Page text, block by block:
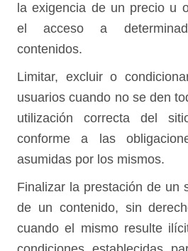
la exigencia de un precio u
el acceso a
contenidos.
Limitar, excluir o
usuarios cuando no se den
utilización correcta del
conforme a las
asumidas por los mismos.
Finalizar la prestación de un
de un contenido, sin
cuando el mismo resulte